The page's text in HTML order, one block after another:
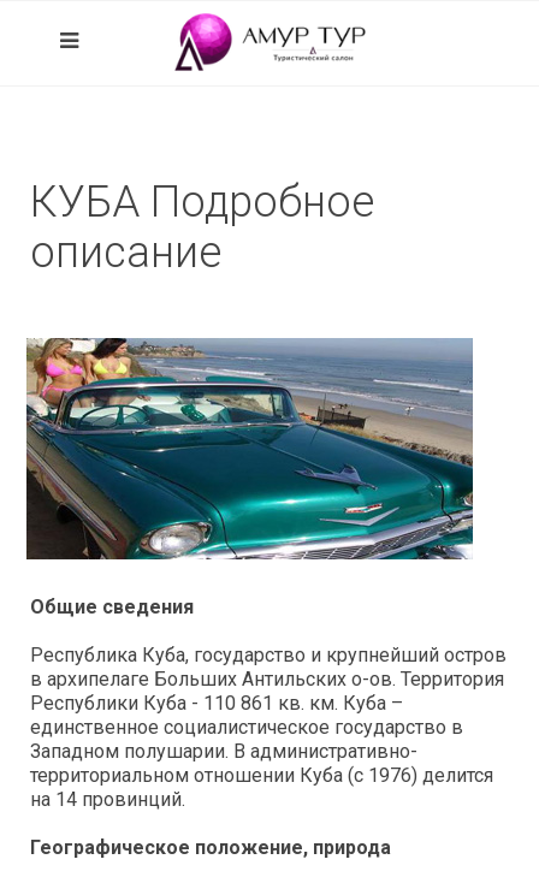
КУБА Подробное
описание
Общие сведения
Республика Куба, государство и крупнейший остров
в архипелаге Больших Антильских о-ов. Территория
Республики Куба - 110 861 кв. км. Куба –
единственное социалистическое государство в
Западном полушарии. В административно-
территориальном отношении Куба (с 1976) делится
на 14 провинций.
Географическое положение, природа